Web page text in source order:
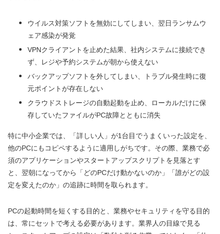
ウイルス対策ソフトを無効にしてしまい、翌日ランサムウ
ェア感染が発覚
VPNクライアントを止めた結果、社内システムに接続でき
ず、レジや予約システムが朝から使えない
バックアップソフトを外してしまい、トラブル発生時に復
元ポイントが存在しない
クラウドストレージの自動起動を止め、ローカルだけに保
存していたファイルがPC故障とともに消失
特に中小企業では、「詳しい人」が1台目でうまくいった設定を、
他のPCにもコピペするように適用しがちです。その際、業務で必
須のアプリケーションやスタートアップスクリプトを見落とす
と、翌朝になってから「どのPCだけ動かないのか」「誰がどの設
定を変えたのか」の追跡に時間を取られます。
PCの起動時間を短くする目的と、業務やセキュリティを守る目的
は、常にセットで考える必要があります。業界人の目線で見る